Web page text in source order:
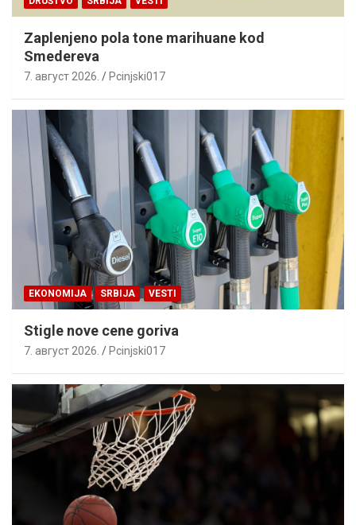
Zaplenjeno pola tone marihuane kod
Smedereva
7. август 2026. Pcinjski017
EKONOMIJA SRBIJA VESTI
Stigle nove cene goriva
7. август 2026. Pcinjski017